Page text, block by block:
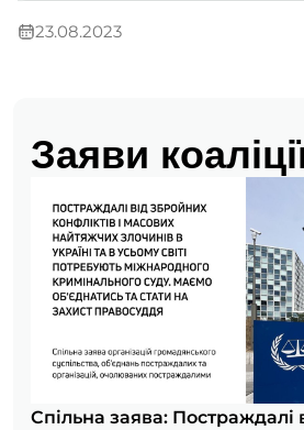
23.08.2023
Заяви
Спільна заява: Постраждалі